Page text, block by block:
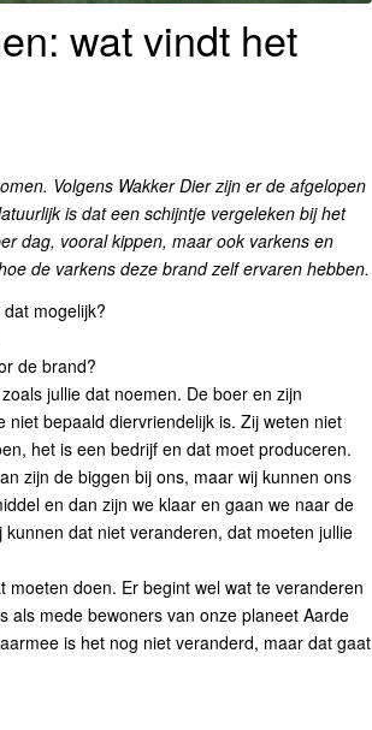
wat vindt het
Volgens Wakker Dier zijn er de afgelopen
is dat een schijntje vergeleken bij het
dag, vooral kippen, maar ook varkens en
de varkens deze brand zelf ervaren hebben.
mogelijk?
de brand?
jullie dat noemen. De boer en zijn
bepaald diervriendelijk is. Zij weten niet
het is een bedrijf en dat moet produceren.
zijn de biggen bij ons, maar wij kunnen ons
en dan zijn we klaar en gaan we naar de
dat niet veranderen, dat moeten jullie
doen. Er begint wel wat te veranderen
als mede bewoners van onze planeet Aarde
is het nog niet veranderd, maar dat gaat